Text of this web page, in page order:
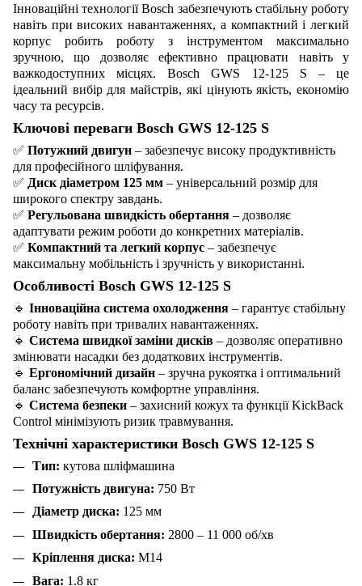
Інноваційні технології Bosch забезпечують стабільну роботу
навіть при високих навантаженнях, а компактний і легкий
корпус робить роботу з інструментом максимально
зручною, що дозволяє ефективно працювати навіть у
важкодоступних місцях. Bosch GWS 12-125 S – це
ідеальний вибір для майстрів, які цінують якість, економію
часу та ресурсів.
Ключові переваги Bosch GWS 12-125 S
✅ Потужний двигун – забезпечує високу продуктивність
для професійного шліфування.
✅ Диск діаметром 125 мм – універсальний розмір для
широкого спектру завдань.
✅ Регульована швидкість обертання – дозволяє
адаптувати режим роботи до конкретних матеріалів.
✅ Компактний та легкий корпус – забезпечує
максимальну мобільність і зручність у використанні.
Особливості Bosch GWS 12-125 S
🔹 Інноваційна система охолодження – гарантує стабільну
роботу навіть при тривалих навантаженнях.
🔹 Система швидкої заміни дисків – дозволяє оперативно
змінювати насадки без додаткових інструментів.
🔹 Ергономічний дизайн – зручна рукоятка і оптимальний
баланс забезпечують комфортне управління.
🔹 Система безпеки – захисний кожух та функції KickBack
Control мінімізують ризик травмування.
Технічні характеристики Bosch GWS 12-125 S
Тип: кутова шліфмашина
Потужність двигуна: 750 Вт
Діаметр диска: 125 мм
Швидкість обертання: 2800 – 11 000 об/хв
Кріплення диска: M14
Вага: 1.8 кг